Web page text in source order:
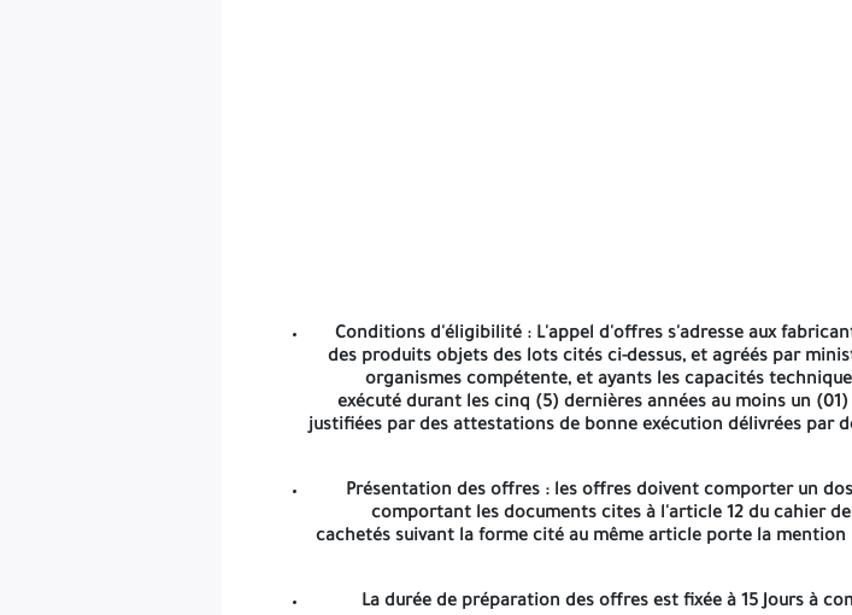
Conditions d'éligibilité : L'appel d'offres s'adresse aux
des produits objets des lots cités ci-dessus, et agréés par
organismes compétente, et ayants les capacités
exécuté durant les cinq (5) dernières années au moins un
justifiées par des attestations de bonne exécution délivrées
Présentation des offres : les offres doivent comporter un
comportant les documents cites à l'article 12 du cahier
cachetés suivant la forme cité au même article porte la mention ((A
La durée de préparation des offres est fixée à 15 Jours à